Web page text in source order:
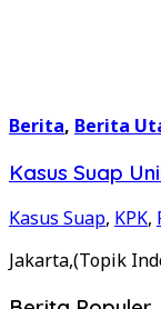
Berita, Berita
Kasus Suap
Kasus Suap, KPK,
Jakarta,(Topik